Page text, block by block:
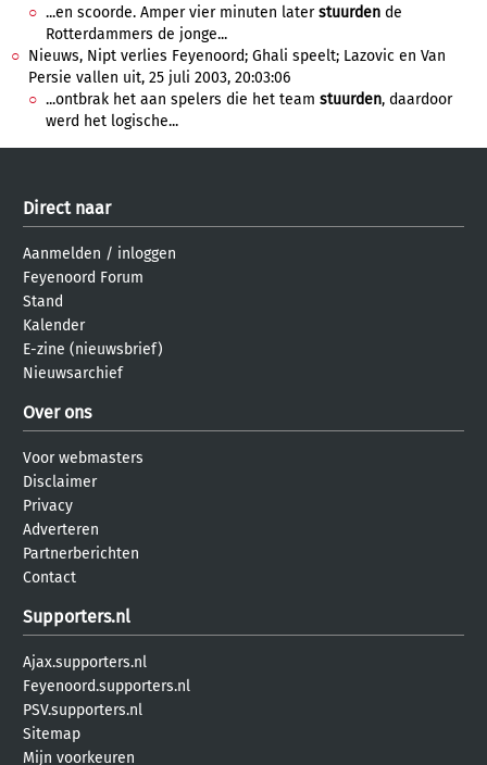
...en scoorde. Amper vier minuten laterstuurden de
Rotterdammers de jonge...
Nieuws, Nipt verlies Feyenoord; Ghali speelt; Lazovic en Van
Persie vallen uit, 25 juli 2003, 20:03:06
...ontbrak het aan spelers die het team stuurden, daardoor
werd het logische...
Direct naar
Aanmelden / inloggen
Feyenoord Forum
Stand
Kalender
E-zine (nieuwsbrief)
Nieuwsarchief
Over ons
Voor webmasters
Disclaimer
Privacy
Adverteren
Partnerberichten
Contact
Supporters.nl
Ajax.supporters.nl
Feyenoord.supporters.nl
PSV.supporters.nl
Sitemap
Mijn voorkeuren